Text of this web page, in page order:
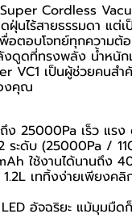
Cordless
ดฝุ่นไร้สายธรรมดา แต่
อตอบโจทย์ทุกความต้อ
ดูดที่ทรงพลัง น้ำหนัก
VC1 เป็นผู้ช่วยคนส
งคุณ
ง 25000Pa เร็ว แร
ระดับ (25000Pa /
ใช้งานได้นานถึง
เททิ้งง่ายเพียงค
อัจฉริยะ แม้มุมมืด